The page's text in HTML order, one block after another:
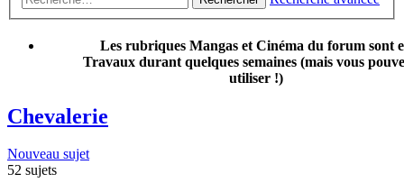
Les rubriques Mangas et Cinéma du forum sont
Travaux durant quelques semaines (mais vous
utiliser !)
Chevalerie
Nouveau sujet
52 sujets